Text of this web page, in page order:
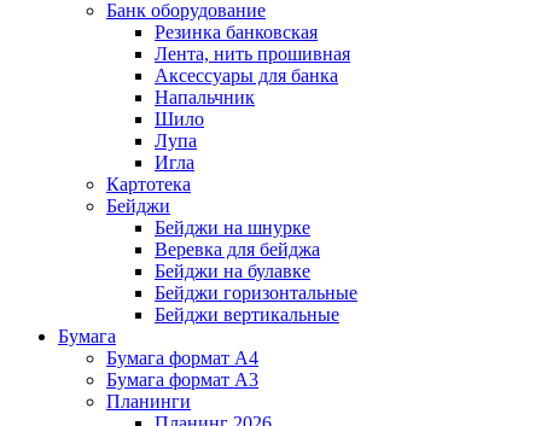
Банк оборудование
Резинка банковская
Лента, нить прошивная
Аксессуары для банка
Напальчник
Шило
Лупа
Игла
Картотека
Бейджи
Бейджи на шнурке
Веревка для бейджа
Бейджи на булавке
Бейджи горизонтальные
Бейджи вертикальные
Бумага
Бумага формат А4
Бумага формат А3
Планинги